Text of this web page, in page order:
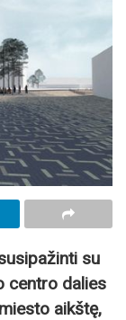
su
centro dalies
aikštę,